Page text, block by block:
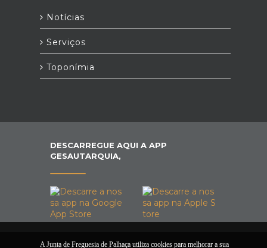
Notícias
Serviços
Toponímia
DESCARREGUE AQUI A APP
GESAUTARQUIA,
A Junta de Freguesia de Palhaça utiliza cookies para melhorar a sua